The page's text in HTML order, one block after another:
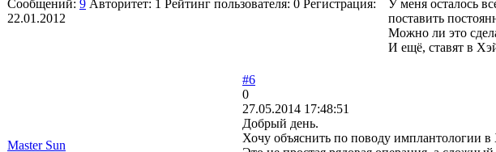
Сообщений: 9 Авторитет: 1 Рейтинг пользователя: 0 Регистрация:
22.01.2012
У меня осталось
поставить
Можно ли это
И ещё, ставят в
Master Sun
#6
0
27.05.2014 17:48:51
Добрый день.
Хочу объяснить по поводу имплантологии в